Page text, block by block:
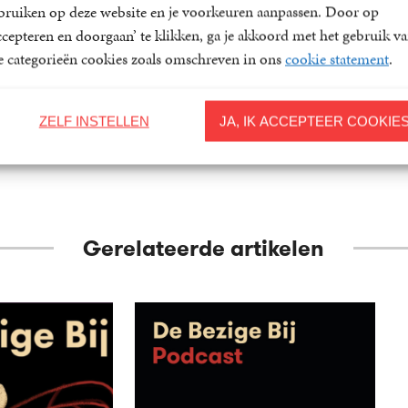
op deze website en je voorkeuren aanpassen. Door op
en doorgaan’ te klikken, ga je akkoord met het gebruik
categorieën cookies zoals omschreven in onscookie statement.
JA, IK ACCEPTEER
ZELF INSTELLEN
Gerelateerde artikelen